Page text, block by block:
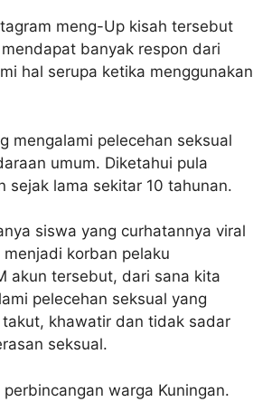
meng-Up kisah tersebut
banyak respon dari
hal serupa ketika menggunakan
mengalami pelecehan seksual
umum. Diketahui pula
sejak lama sekitar 10 tahunan.
siswa yang curhatannya viral
korban pelaku
akun tersebut, dari sana kita
pelecehan seksual yang
khawatir dan tidak sadar
seksual.
warga Kuningan.